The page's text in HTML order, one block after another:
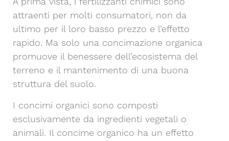
attraenti per molti consumatori, non da
ultimo per il loro basso prezzo e l’effetto
rapido. Ma solo una concimazione organica
promuove il benessere dell’ecosistema del
terreno e il mantenimento di una buona
struttura del suolo.
I concimi organici sono composti
esclusivamente da ingredienti vegetali o
animali. Il concime organico ha un effetto